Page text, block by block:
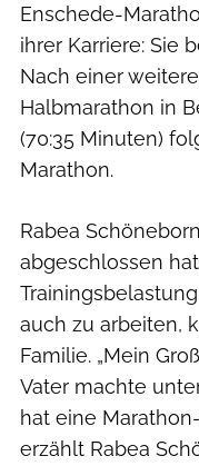
Enschede-
ihrer Karriere: Sie
Nach einer
Halbmarathon in
(70:35 Minuten)
Marathon.
Rabea
abgeschlossen
auch zu arbeiten,
Familie. „Mein
Vater machte
hat eine
erzählt Rabea